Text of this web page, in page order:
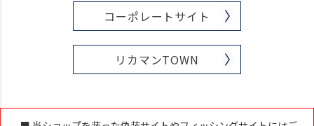
コーポレートサイト
リカマンTOWN